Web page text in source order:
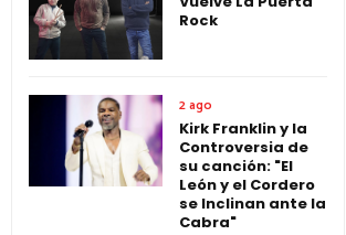
Rock
2 ago
Kirk Franklin y la
Controversia de
su canción: "El
León y el Cordero
se Inclinan ante la
Cabra"